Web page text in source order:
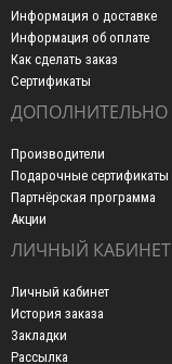
Информация о доставке
Информация об оплате
Как сделать заказ
Сертификаты
ДОПОЛНИТЕЛЬНО
Производители
Подарочные сертификаты
Партнёрская программа
Акции
ЛИЧНЫЙ КАБИНЕТ
Личный кабинет
История заказа
Закладки
Рассылка